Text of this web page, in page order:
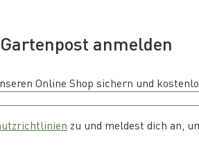
anmelden
Online Shop sichern und
zu und meldest dich an,